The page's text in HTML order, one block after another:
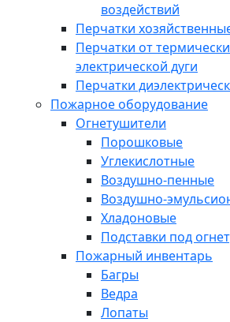
воздействий
Перчатки
Перчатки от
электрической дуги
Перчатки
Пожарное оборудование
Огнетушители
Порошковые
Углекислотные
Воздушно-пенные
Воздушно-
Хладоновые
Подставки под
Пожарный инвентарь
Багры
Ведра
Лопаты